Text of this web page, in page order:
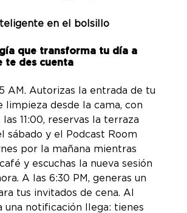
en el bolsillo
que transforma tu día a
te des cuenta
AM. Autorizas la entrada de tu
limpieza desde la cama, con
11:00, reservas la terraza
sábado y el Podcast Room
por la mañana mientras
y escuchas la nueva sesión
A las 6:30 PM, generas un
tus invitados de cena. Al
una notificación llega: tienes